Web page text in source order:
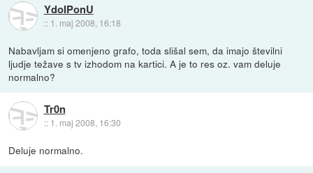
YdoIPonU
:: 1. maj 2008, 16:18
Nabavljam si omenjeno grafo, toda slišal sem, da imajo številni
ljudje težave s tv izhodom na kartici. A je to res oz. vam deluje
normalno?
Tr0n
:: 1. maj 2008, 16:30
Deluje normalno.